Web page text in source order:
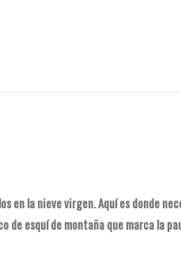
en la nieve virgen. Aquí es donde
de esquí de montaña que marca la